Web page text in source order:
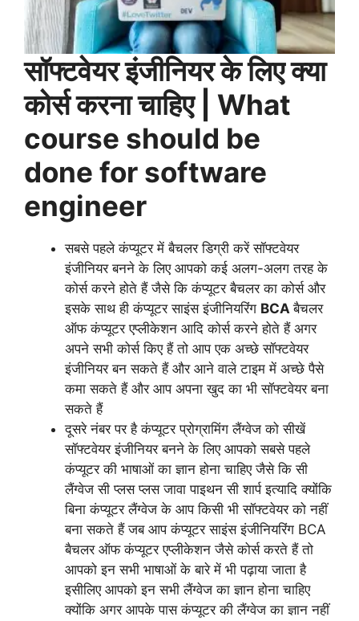
सॉफ्टवेयर इंजीनियर के लिए क्या
कोर्स करना चाहिए | What
course should be
done for software
engineer
सबसे पहले कंप्यूटर में बैचलर डिग्री करें सॉफ्टवेयर
इंजीनियर बनने के लिए आपको कई अलग-अलग तरह के
कोर्स करने होते हैं जैसे कि कंप्यूटर बैचलर का कोर्स और
इसके साथ ही कंप्यूटर साइंस इंजीनियरिंग BCA बैचलर
ऑफ कंप्यूटर एप्लीकेशन आदि कोर्स करने होते हैं अगर
अपने सभी कोर्स किए हैं तो आप एक अच्छे सॉफ्टवेयर
इंजीनियर बन सकते हैं और आने वाले टाइम में अच्छे पैसे
कमा सकते हैं और आप अपना खुद का भी सॉफ्टवेयर बना
सकते हैं
दूसरे नंबर पर है कंप्यूटर प्रोग्रामिंग लैंग्वेज को सीखें
सॉफ्टवेयर इंजीनियर बनने के लिए आपको सबसे पहले
कंप्यूटर की भाषाओं का ज्ञान होना चाहिए जैसे कि सी
लैंग्वेज सी प्लस प्लस जावा पाइथन सी शार्प इत्यादि क्योंकि
बिना कंप्यूटर लैंग्वेज के आप किसी भी सॉफ्टवेयर को नहीं
बना सकते हैं जब आप कंप्यूटर साइंस इंजीनियरिंग BCA
बैचलर ऑफ कंप्यूटर एप्लीकेशन जैसे कोर्स करते हैं तो
आपको इन सभी भाषाओं के बारे में भी पढ़ाया जाता है
इसीलिए आपको इन सभी लैंग्वेज का ज्ञान होना चाहिए
क्योंकि अगर आपके पास कंप्यूटर की लैंग्वेज का ज्ञान नहीं